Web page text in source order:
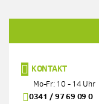
KONTAKT
Mo-Fr: 10 - 14 Uhr
0341 / 97 69 09 0